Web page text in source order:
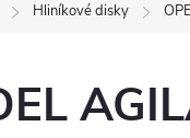
Hliníkové disky